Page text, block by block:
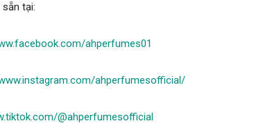
tại:
ahperfumes01
ahperfumesofficial/
@ahperfumesofficial